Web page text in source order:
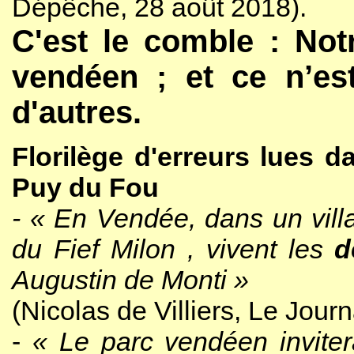
Dépêche, 28 août 2018).
C'est le comble :
vendéen ; et ce
d'autres.
Florilège d'erreurs lues
Puy du Fou
- «En Vendée, dans un
du Fief Milon , vivent les
Augustin de Monti »
(Nicolas de Villiers, Le
- « Le parc vendéen